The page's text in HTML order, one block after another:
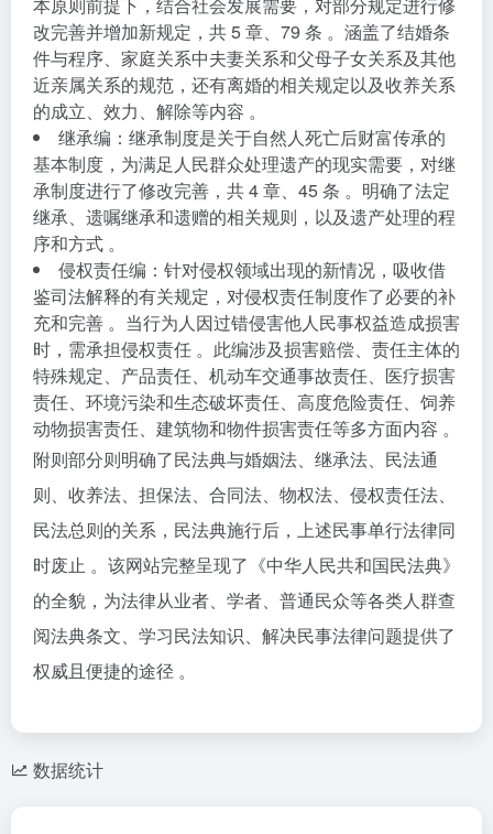
改完善并增加新规定，共 5 章、79 条 。涵盖了结婚条
件与程序、家庭关系中夫妻关系和父母子女关系及其他
近亲属关系的规范，还有离婚的相关规定以及收养关系
的成立、效力、解除等内容 。
继承编 ：继承制度是关于自然人死亡后财富传承的
基本制度，为满足人民群众处理遗产的现实需要，对继
承制度进行了修改完善，共 4 章、45 条 。明确了法定
继承、遗嘱继承和遗赠的相关规则，以及遗产处理的程
序和方式 。
侵权责任编 ：针对侵权领域出现的新情况，吸收借
鉴司法解释的有关规定，对侵权责任制度作了必要的补
充和完善 。当行为人因过错侵害他人民事权益造成损害
时，需承担侵权责任 。此编涉及损害赔偿、责任主体的
特殊规定、产品责任、机动车交通事故责任、医疗损害
责任、环境污染和生态破坏责任、高度危险责任、饲养
动物损害责任、建筑物和物件损害责任等多方面内容 。
附则部分则明确了民法典与婚姻法、继承法、民法通
则、收养法、担保法、合同法、物权法、侵权责任法、
民法总则的关系，民法典施行后，上述民事单行法律同
时废止 。该网站完整呈现了《中华人民共和国民法典》
的全貌，为法律从业者、学者、普通民众等各类人群查
阅法典条文、学习民法知识、解决民事法律问题提供了
权威且便捷的途径 。
数据统计